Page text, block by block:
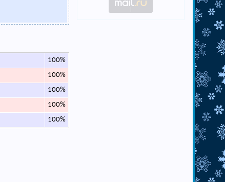
100%
100%
100%
100%
100%